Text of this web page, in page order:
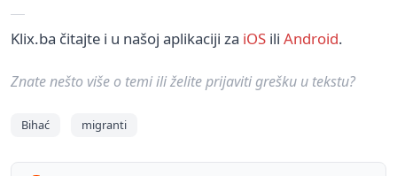
Klix.ba čitajte i u našoj aplikaciji za iOS ili Android.
Znate nešto više o temi ili želite prijaviti grešku u tekstu?
Bihać migranti